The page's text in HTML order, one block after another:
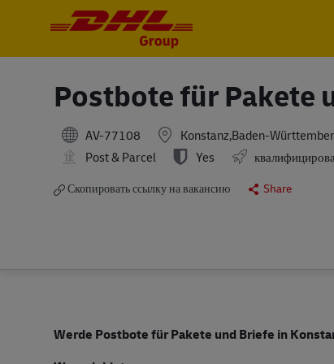
Postbote für Pakete
AV-77108 Konstanz,Baden-
Post & Parcel
Yes
Скопировать ссылку на вакансию
Share
Werde Postbote für Pakete und Briefe in